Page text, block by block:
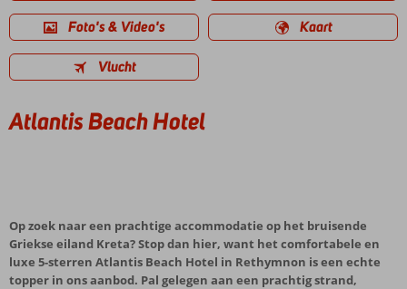
Foto's & Video's Kaart
Vlucht
Atlantis Beach Hotel
Op zoek naar een prachtige accommodatie op het bruisende
Griekse eiland Kreta? Stop dan hier, want het comfortabele en
luxe 5-sterren Atlantis Beach Hotel in Rethymnon is een echte
topper in ons aanbod. Pal gelegen aan een prachtig strand,